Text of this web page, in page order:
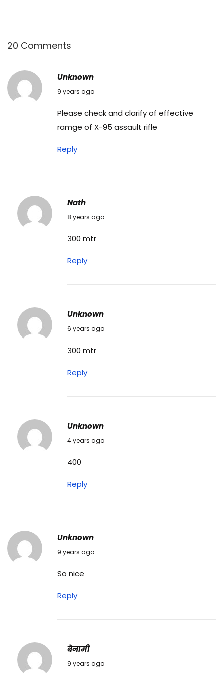
त
स्से
पु
का
20 Comments
Unknown
9 years ago14/05/2017
Please check and clarify of effective
ramge of X-95 assault rifle
Reply
Nath
8 years ago25/07/2018
300 mtr
Reply
Unknown
6 years ago25/07/2020
300 mtr
Reply
Unknown
4 years ago12/03/2022
400
Reply
Unknown
9 years ago12/08/2017
So nice
Reply
बेनामी
9 years ago15/08/2017